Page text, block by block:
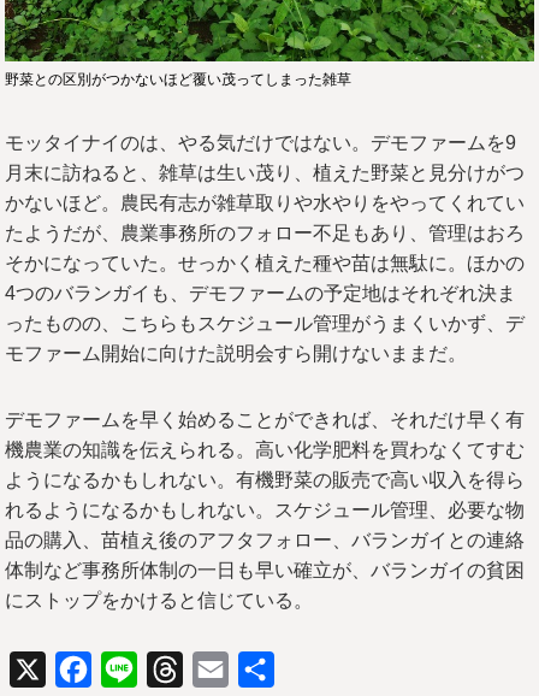
野菜との区別がつかないほど覆い茂ってしまった雑草
モッタイナイのは、やる気だけではない。デモファームを9
月末に訪ねると、雑草は生い茂り、植えた野菜と見分けがつ
かないほど。農民有志が雑草取りや水やりをやってくれてい
たようだが、農業事務所のフォロー不足もあり、管理はおろ
そかになっていた。せっかく植えた種や苗は無駄に。ほかの
4つのバランガイも、デモファームの予定地はそれぞれ決ま
ったものの、こちらもスケジュール管理がうまくいかず、デ
モファーム開始に向けた説明会すら開けないままだ。
デモファームを早く始めることができれば、それだけ早く有
機農業の知識を伝えられる。高い化学肥料を買わなくてすむ
ようになるかもしれない。有機野菜の販売で高い収入を得ら
れるようになるかもしれない。スケジュール管理、必要な物
品の購入、苗植え後のアフタフォロー、バランガイとの連絡
体制など事務所体制の一日も早い確立が、バランガイの貧困
にストップをかけると信じている。
X Facebook
Line ThreadsEmail